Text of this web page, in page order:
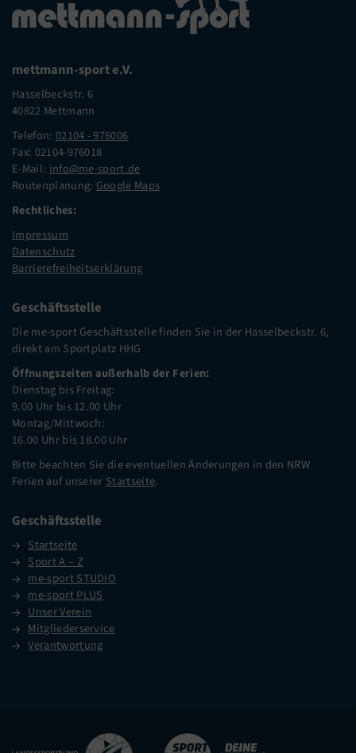
mettmann-sport e.V.
Hasselbeckstr. 6
40822 Mettmann
Telefon: 02104 - 976006
Fax: 02104-976018
E-Mail: info@me-sport.de
Routenplanung: Google Maps
Rechtliches:
Impressum
Datenschutz
Barrierefreiheitserklärung
Geschäftsstelle
Die me-sport Geschäftsstelle finden Sie in der Hasselbeckstr. 6,
direkt am Sportplatz HHG
Öffnungszeiten außerhalb der Ferien:
Dienstag bis Freitag:
9.00 Uhr bis 12.00 Uhr
Montag/Mittwoch:
16.00 Uhr bis 18.00 Uhr
Bitte beachten Sie die eventuellen Änderungen in den NRW
Ferien auf unserer Startseite.
Geschäftsstelle
Startseite
Sport A – Z
me-sport STUDIO
me-sport PLUS
Unser Verein
Mitgliederservice
Verantwortung